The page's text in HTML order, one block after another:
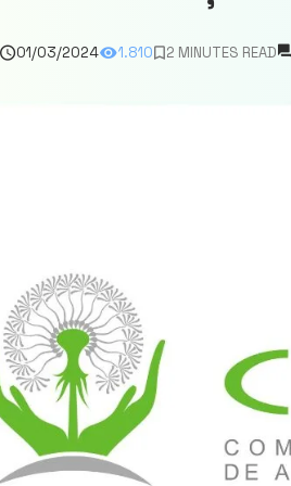
01/03/2024 1.810 2 MINUTES READ